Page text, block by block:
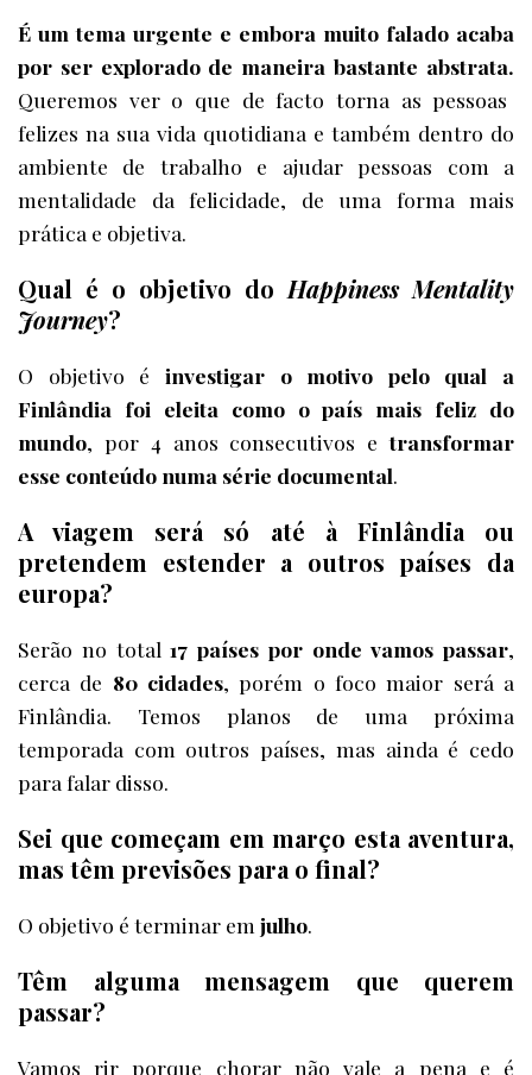
É um tema urgente e embora muito falado acaba
por ser explorado de maneira bastante abstrata.
Queremos ver o que de facto torna as pessoas
felizes na sua vida quotidiana e também dentro do
ambiente de trabalho e ajudar pessoas com a
mentalidade da felicidade, de uma forma mais
prática e objetiva.
Qual é o objetivo doHappiness Mentality
Journey?
O objetivo é investigar o motivo pelo qual a
Finlândia foi eleita como o país mais feliz do
mundo, por 4 anos consecutivos etransformar
esse conteúdo numa série documental.
A viagem será só até à Finlândia ou
pretendem estender a outros países da
europa?
Serão no total17 países por onde vamos passar,
cerca de 80 cidades, porém o foco maior será a
Finlândia. Temos planos de uma próxima
temporada com outros países, mas ainda é cedo
para falar disso.
Sei que começam em março esta aventura,
mas têm previsões para o final?
O objetivo é terminar em julho.
Têm alguma mensagem que querem
passar?
Vamos rir porque chorar não vale a pena e é